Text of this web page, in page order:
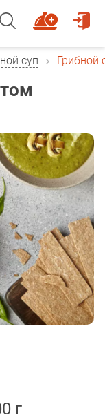
суп Грибной
г